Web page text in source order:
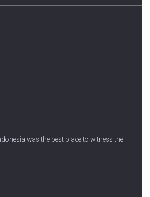
was the best place to witness the